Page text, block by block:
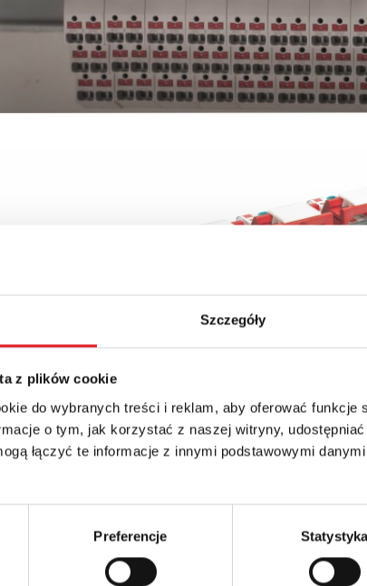
Szczegóły
z plików cookie
do wybranych treści i reklam, aby oferować funkcje
o tym, jak korzystać z naszej witryny, udostępniać
łączyć te informacje z innymi podstawowymi
Preferencje Statystyka